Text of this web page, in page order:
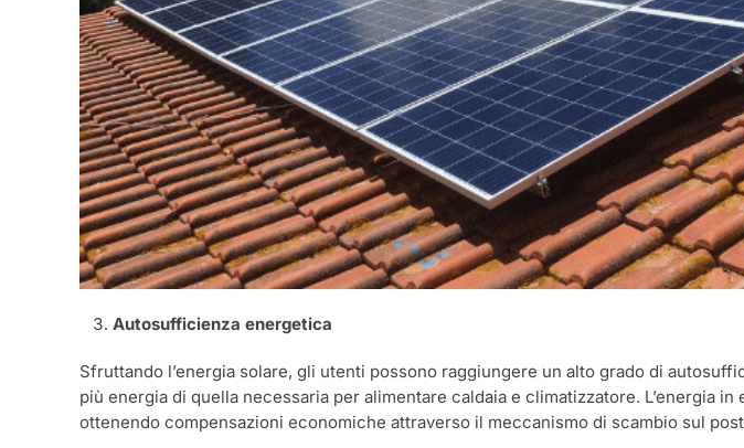
Autosufficienza energetica
Sfruttando l’energia solare, gli utenti possono raggiungere un alto grado di
più energia di quella necessaria per alimentare caldaia e climatizzatore. L’energia
ottenendo compensazioni economiche attraverso il meccanismo di scambio sul